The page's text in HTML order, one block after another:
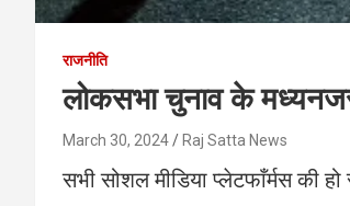
राजनीति
लोकसभा चुनाव के
March 30, 2024 Raj Satta News
सभी सोशल मीडिया प्लेटफाँर्मस की हो